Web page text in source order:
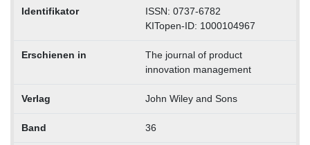
Identifikator
ISSN: 0737-6782
KITopen-ID: 1000104967
Erschienen in
The journal of product
innovation management
Verlag John Wiley and Sons
Band 36